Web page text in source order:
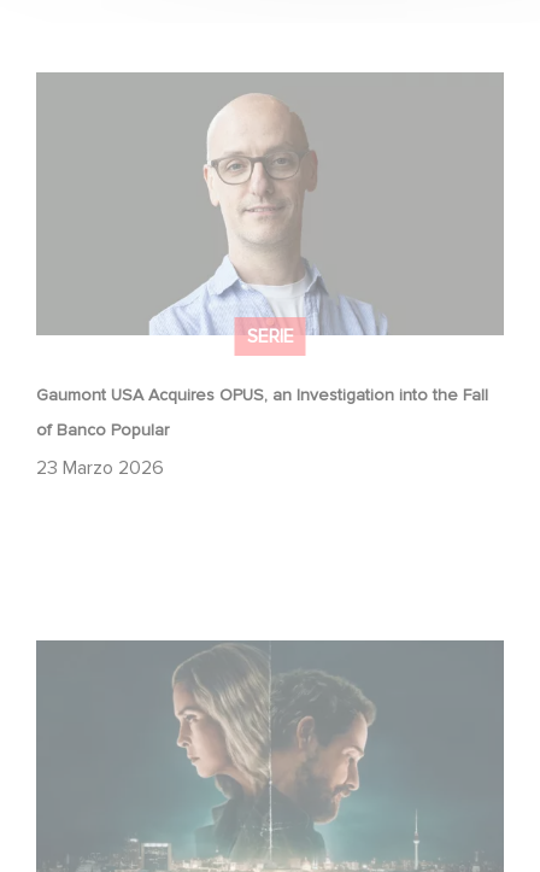
SERIE
Gaumont USA Acquires OPUS, an Investigation into the Fall
of Banco Popular
23 Marzo 2026
Unfamiliar è al n. 1 nella Top 10 di Netflix delle serie non in